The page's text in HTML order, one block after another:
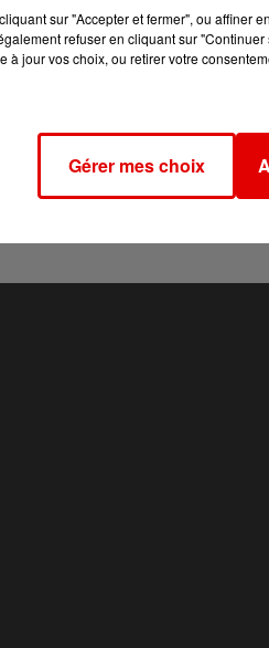
l’association, viale site
et le cheval de trait ardennais.
sur "Accepter et fermer", ou affiner
refuser en cliquant sur
à jour vos choix, ou retirer votre
Gérer mes choix